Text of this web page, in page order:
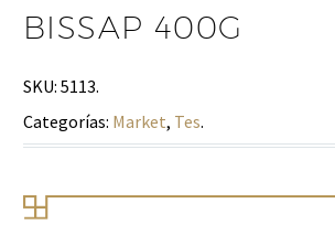
BISSAP 400G
SKU: 5113.
Categorías: Market, Tes.